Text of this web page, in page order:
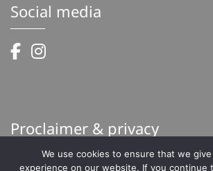
Social media
Proclaimer & privacy
Proclaimer
We use cookies to ensure that we
experience on our website. If you continue